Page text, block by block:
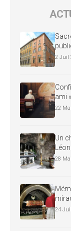
2 Juil
ami »
22
Un
28
24